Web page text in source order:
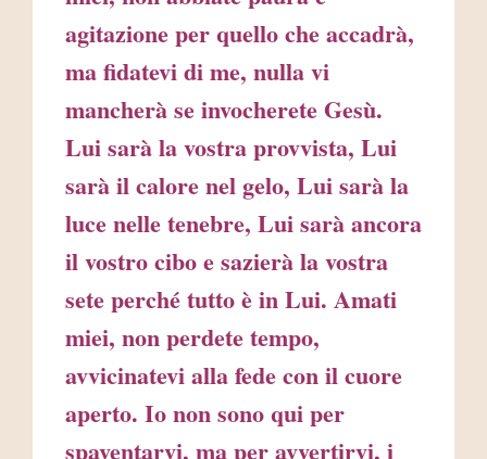
agitazione per quello che accadrà,
ma fidatevi di me, nulla vi
mancherà se invocherete Gesù.
Lui sarà la vostra provvista, Lui
sarà il calore nel gelo, Lui sarà la
luce nelle tenebre, Lui sarà ancora
il vostro cibo e sazierà la vostra
sete perché tutto è in Lui. Amati
miei, non perdete tempo,
avvicinatevi alla fede con il cuore
aperto. Io non sono qui per
spaventarvi, ma per avvertirvi, i